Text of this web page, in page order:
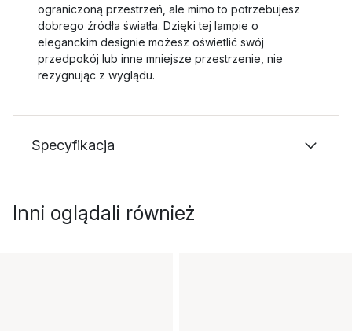
ograniczoną przestrzeń, ale mimo to potrzebujesz
dobrego źródła światła. Dzięki tej lampie o
eleganckim designie możesz oświetlić swój
przedpokój lub inne mniejsze przestrzenie, nie
rezygnując z wyglądu.
Specyfikacja
Inni oglądali również